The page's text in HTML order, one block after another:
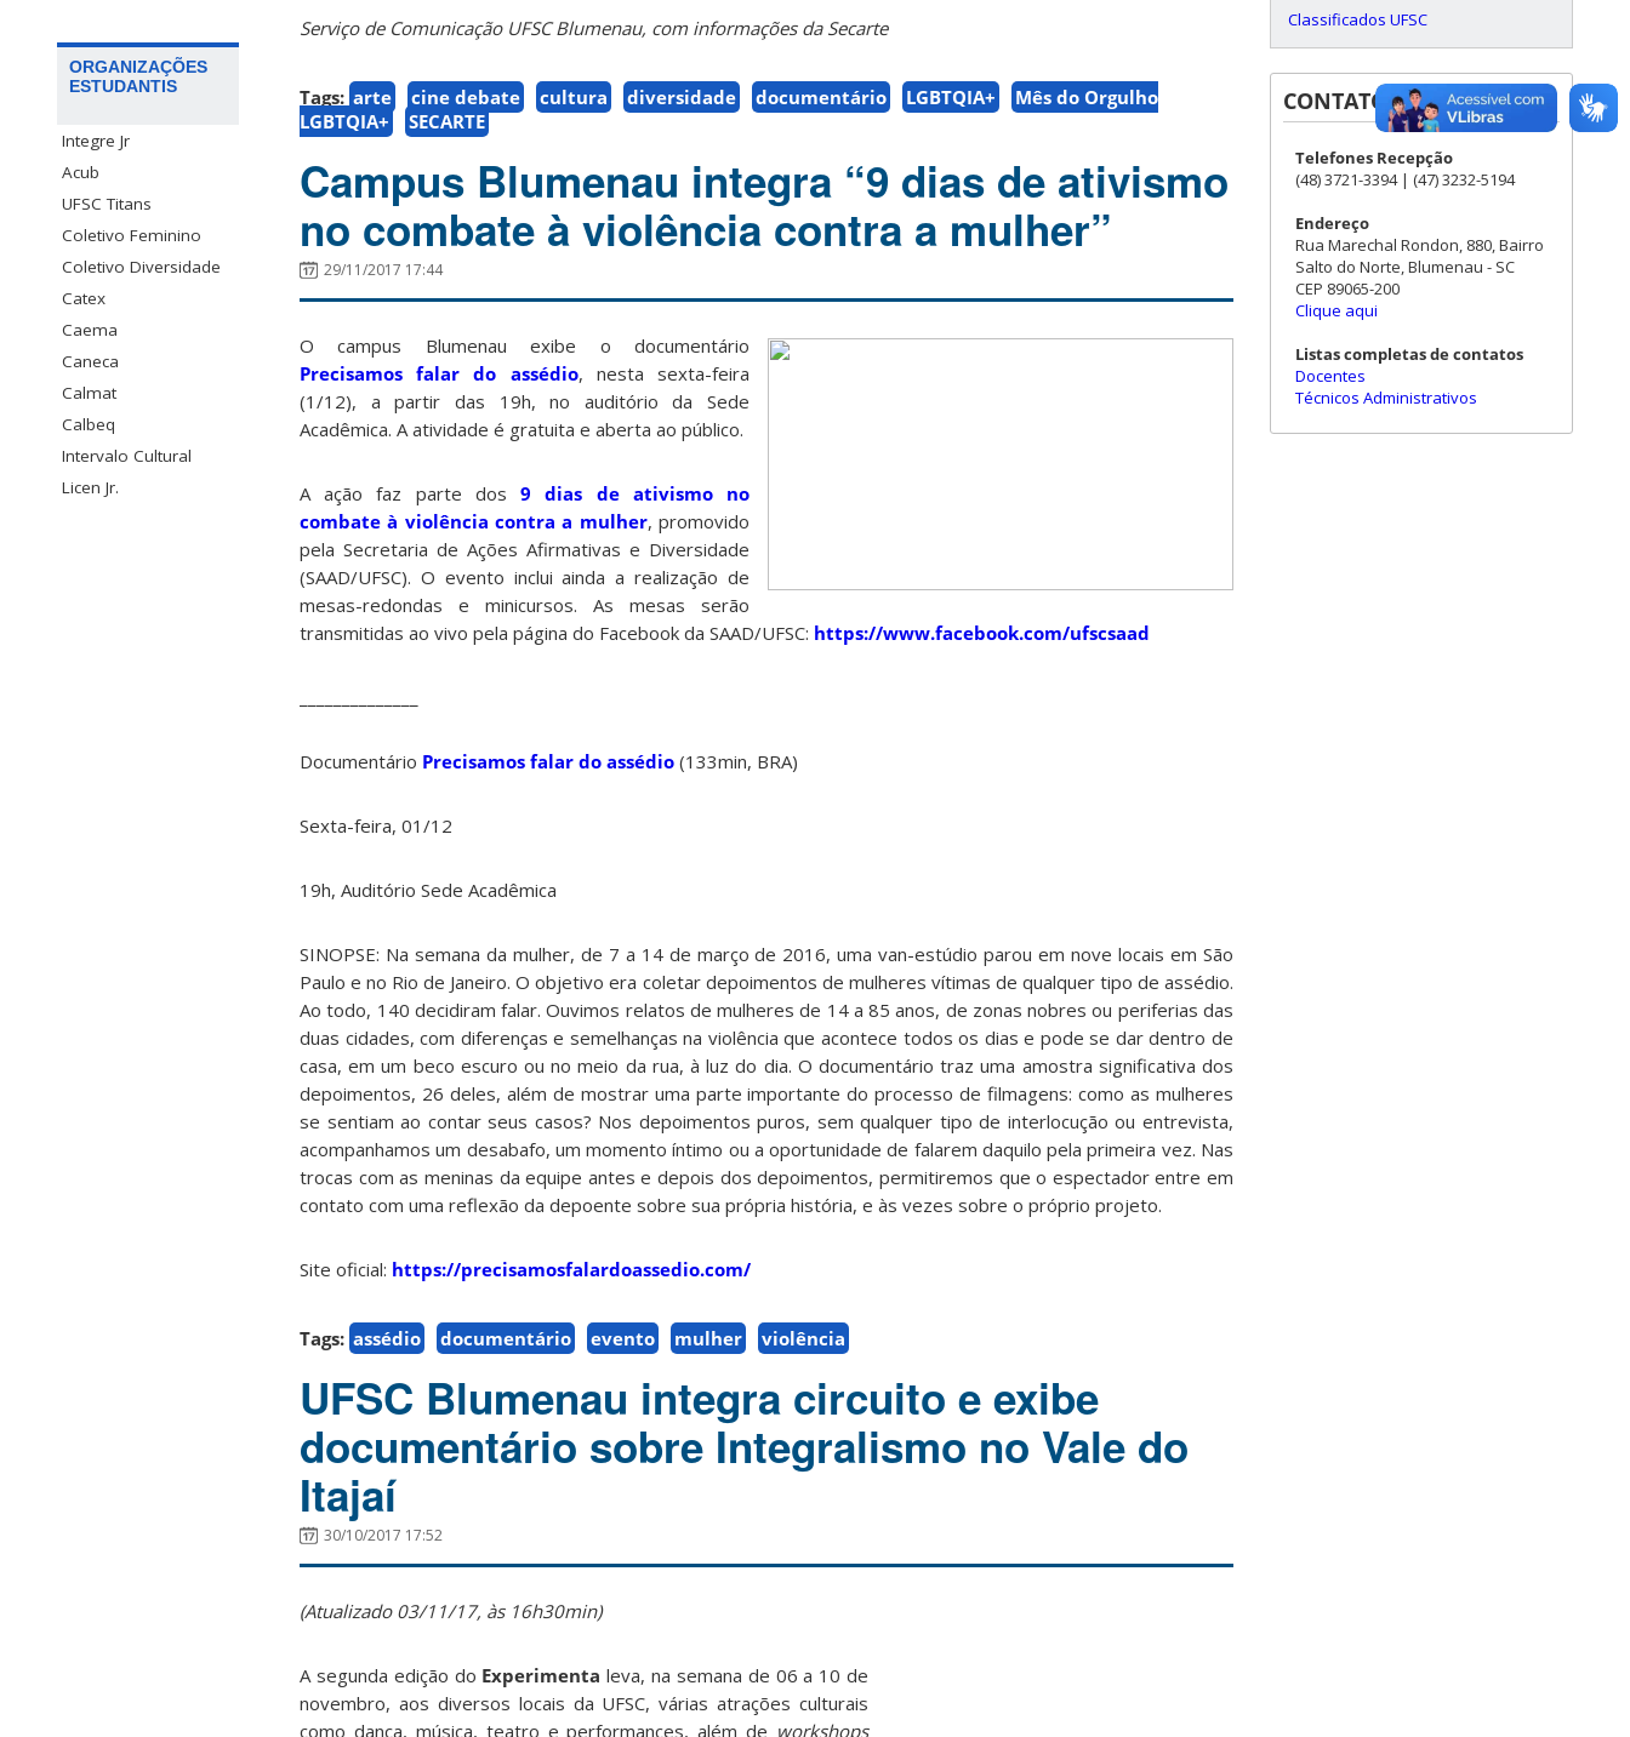
ORGANIZAÇÕES
ESTUDANTIS
Integre Jr
Acub
UFSC Titans
Coletivo Feminino
Coletivo Diversidade
Catex
Caema
Caneca
Calmat
Calbeq
Intervalo Cultural
Licen Jr.
Serviço de Comunicação UFSC Blumenau, com informações da Secarte
Tags: arte cine debate cultura diversidade documentário LGBTQIA+
Mês do Orgulho
LGBTQIA+
SECARTE
Campus Blumenau integra “9 dias de ativismo
no combate à violência contra a mulher”
29/11/2017 17:44
O campus Blumenau exibe o documentário
Precisamos falar do assédio, nesta sexta-feira
(1/12), a partir das 19h, no auditório da Sede
Acadêmica. A atividade é gratuita e aberta ao público.
A ação faz parte dos9 dias de ativismo no
combate à violência contra a mulher, promovido
pela Secretaria de Ações Afirmativas e Diversidade
(SAAD/UFSC). O evento inclui ainda a realização de
mesas-redondas e minicursos. As mesas serão
transmitidas ao vivo pela página do Facebook da SAAD/UFSC: https://www.facebook.com/ufscsaad
Documentário Precisamos falar do assédio (133min, BRA)
Sexta-feira, 01/12
19h, Auditório Sede Acadêmica
SINOPSE: Na semana da mulher, de 7 a 14 de março de 2016, uma van-estúdio parou em nove locais em São
Paulo e no Rio de Janeiro. O objetivo era coletar depoimentos de mulheres vítimas de qualquer tipo de assédio.
Ao todo, 140 decidiram falar. Ouvimos relatos de mulheres de 14 a 85 anos, de zonas nobres ou periferias das
duas cidades, com diferenças e semelhanças na violência que acontece todos os dias e pode se dar dentro de
casa, em um beco escuro ou no meio da rua, à luz do dia. O documentário traz uma amostra significativa dos
depoimentos, 26 deles, além de mostrar uma parte importante do processo de filmagens: como as mulheres
se sentiam ao contar seus casos? Nos depoimentos puros, sem qualquer tipo de interlocução ou entrevista,
acompanhamos um desabafo, um momento íntimo ou a oportunidade de falarem daquilo pela primeira vez. Nas
trocas com as meninas da equipe antes e depois dos depoimentos, permitiremos que o espectador entre em
contato com uma reflexão da depoente sobre sua própria história, e às vezes sobre o próprio projeto.
Site oficial: https://precisamosfalardoassedio.com/
Tags: assédio documentário evento mulher violência
UFSC Blumenau integra circuito e exibe
documentário sobre Integralismo no Vale do
Itajaí
30/10/2017 17:52
(Atualizado 03/11/17, às 16h30min)
A segunda edição do Experimenta leva, na semana de 06 a 10 de
novembro, aos diversos locais da UFSC, várias atrações culturais
como dança, música, teatro e performances, além de workshops
Classificados UFSC
CONTATOS
Telefones Recepção
(48) 3721-3394 | (47) 3232-5194
Endereço
Rua Marechal Rondon, 880, Bairro
Salto do Norte, Blumenau - SC
CEP 89065-200
Clique aqui
Listas completas de contatos
Docentes
Técnicos Administrativos